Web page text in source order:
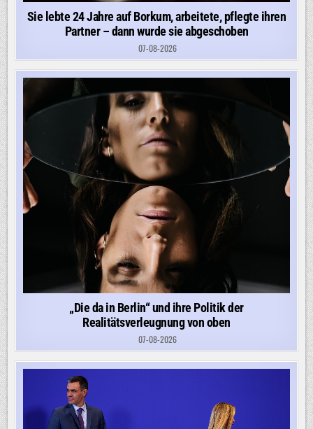
Sie lebte 24 Jahre auf Borkum, arbeitete, pflegte ihren
Partner – dann wurde sie abgeschoben
07-08-2026
„Die da in Berlin“ und ihre Politik der
Realitätsverleugnung von oben
07-08-2026